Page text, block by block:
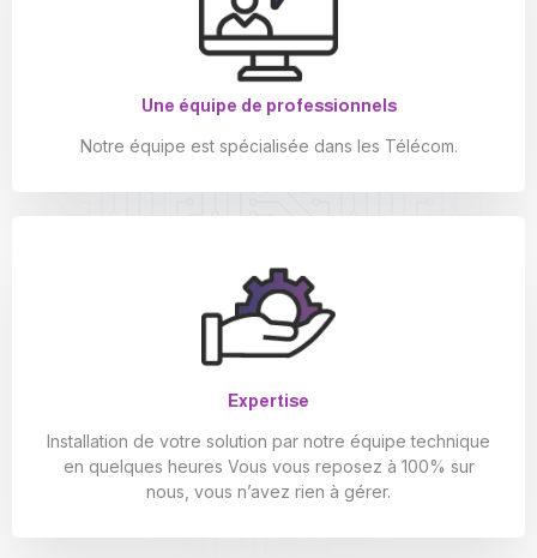
Une équipe de professionnels
Notre équipe est spécialisée dans les Télécom.
Expertise
Installation de votre solution par notre équipe technique
en quelques heures Vous vous reposez à 100% sur
nous, vous n’avez rien à gérer.